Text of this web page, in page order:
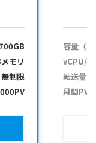
モリ
無制限
容量（
vCPU/
転送量
月間PV